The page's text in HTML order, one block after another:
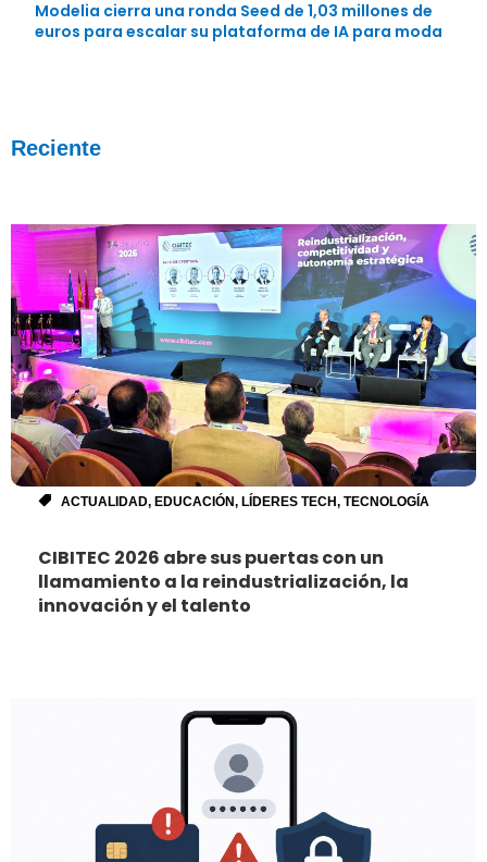
Modelia cierra una ronda Seed de 1,03 millones de
euros para escalar su plataforma de IA para moda
Reciente
ACTUALIDAD, EDUCACIÓN, LÍDERES TECH, TECNOLOGÍA
CIBITEC 2026 abre sus puertas con un
llamamiento a la reindustrialización, la
innovación y el talento